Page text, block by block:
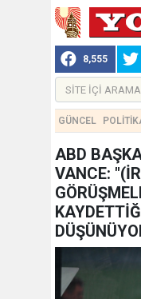
8,555
GÜNCEL
ABD
VANCE: